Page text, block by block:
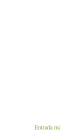
Entrada